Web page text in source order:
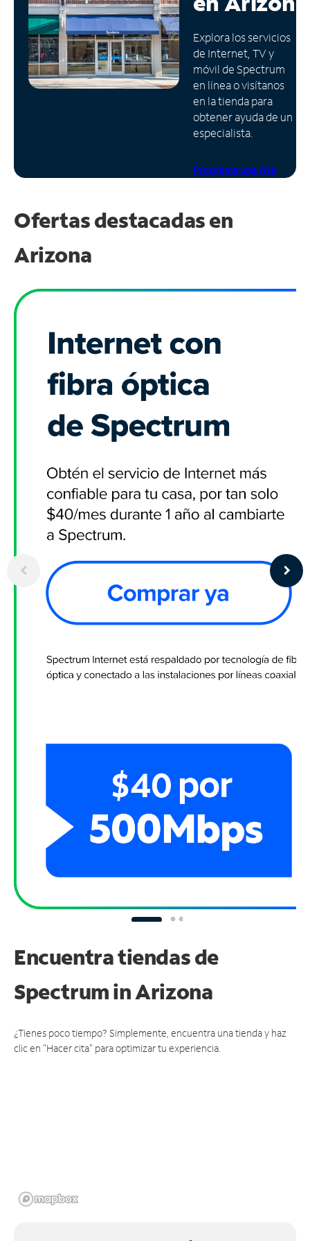
Administrar
cuenta
Encuentra
una
tienda
Explora los servicios
de Internet, TV y
móvil de Spectrum
en línea o visítanos
en la tienda para
obtener ayuda de un
especialista.
Programa una cita
Ofertas destacadas en
Arizona
Encuentra tiendas de
Spectrumin Arizona
¿Tienes poco tiempo? Simplemente, encuentra una tienda y haz
clic en "Hacer cita" para optimizar tu experiencia.